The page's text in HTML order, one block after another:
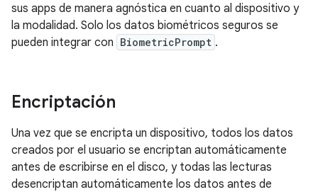
sus apps de manera agnóstica en cuanto al dispositivo y
la modalidad. Solo los datos biométricos seguros se
pueden integrar con BiometricPrompt .
Encriptación
Una vez que se encripta un dispositivo, todos los datos
creados por el usuario se encriptan automáticamente
antes de escribirse en el disco, y todas las lecturas
desencriptan automáticamente los datos antes de